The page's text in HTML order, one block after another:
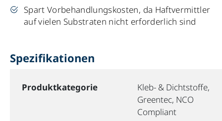
Spart Vorbehandlungskosten, da Haftvermittler
auf vielen Substraten nicht erforderlich sind
Spezifikationen
Produktkategorie
Kleb- & Dichtstoffe,
Greentec, NCO
Compliant